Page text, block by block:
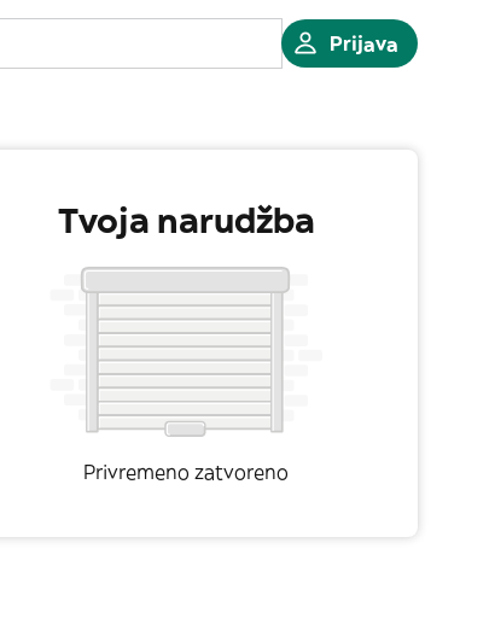
Prijava
Tvoja narudžba
Privremeno zatvoreno